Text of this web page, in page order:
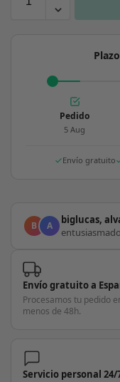
Pedido
5 Aug
Envío gratuito
B A biglucas,
Envío gratuito a
Procesamos tu pedido
menos de 48h.
Servicio personal 24/